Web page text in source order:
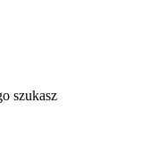
szukasz